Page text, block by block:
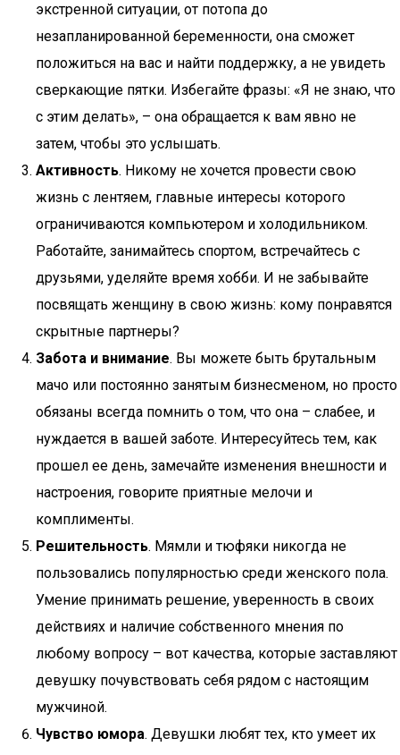
экстренной ситуации, от потопа до
незапланированной беременности, она сможет
положиться на вас и найти поддержку, а не увидеть
сверкающие пятки. Избегайте фразы: «Я не знаю, что
с этим делать», – она обращается к вам явно не
затем, чтобы это услышать.
Активность. Никому не хочется провести свою
жизнь с лентяем, главные интересы которого
ограничиваются компьютером и холодильником.
Работайте, занимайтесь спортом, встречайтесь с
друзьями, уделяйте время хобби. И не забывайте
посвящать женщину в свою жизнь: кому понравятся
скрытные партнеры?
Забота и внимание. Вы можете быть брутальным
мачо или постоянно занятым бизнесменом, но просто
обязаны всегда помнить о том, что она – слабее, и
нуждается в вашей заботе. Интересуйтесь тем, как
прошел ее день, замечайте изменения внешности и
настроения, говорите приятные мелочи и
комплименты.
Решительность. Мямли и тюфяки никогда не
пользовались популярностью среди женского пола.
Умение принимать решение, уверенность в своих
действиях и наличие собственного мнения по
любому вопросу – вот качества, которые заставляют
девушку почувствовать себя рядом с настоящим
мужчиной.
Чувство юмора. Девушки любят тех, кто умеет их